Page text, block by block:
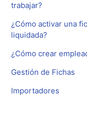
trabajar?
¿Cómo activar una
liquidada?
¿Cómo crear
Gestión de Fichas
Importadores